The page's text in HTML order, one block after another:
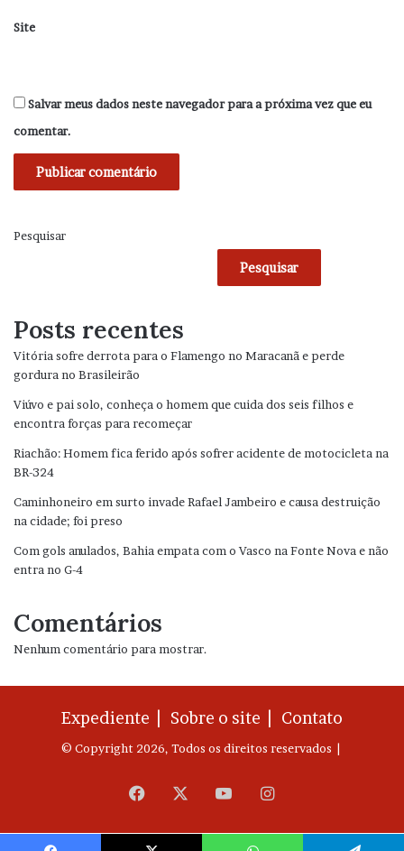
Site
Salvar meus dados neste navegador para a próxima vez que eu
comentar.
Pesquisar
Pesquisar
Posts recentes
Vitória sofre derrota para o Flamengo no Maracanã e perde
gordura no Brasileirão
Viúvo e pai solo, conheça o homem que cuida dos seis filhos e
encontra forças para recomeçar
Riachão: Homem fica ferido após sofrer acidente de motocicleta na
BR-324
Caminhoneiro em surto invade Rafael Jambeiro e causa destruição
na cidade; foi preso
Com gols anulados, Bahia empata com o Vasco na Fonte Nova e não
entra no G-4
Comentários
Nenhum comentário para mostrar.
Expediente | Sobre o site | Contato
© Copyright 2026, Todos os direitos reservados |
Facebook YouTubeInstagram